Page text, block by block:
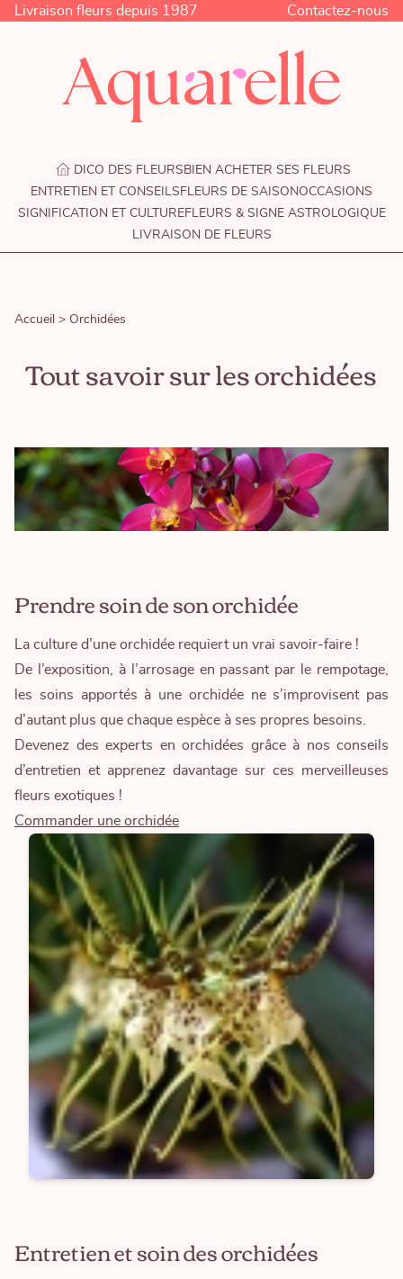
Livraison fleurs depuis 1987 Contactez-nous
DICO DES FLEURS BIEN ACHETER SES FLEURS
ENTRETIEN ET CONSEILS FLEURS DE SAISON OCCASIONS
SIGNIFICATION ET CULTUREFLEURS & SIGNE ASTROLOGIQUE
LIVRAISON DE FLEURS
Accueil > Orchidées
Tout savoir sur les orchidées
Prendre soin de son orchidée
La culture d’une orchidée requiert un vrai savoir-faire !
De l’exposition, à l’arrosage en passant par le rempotage,
les soins apportés à une orchidée ne s’improvisent pas
d’autant plus que chaque espèce à ses propres besoins.
Devenez des experts en orchidées grâce à nos conseils
d’entretien et apprenez davantage sur ces merveilleuses
fleurs exotiques !
Commander une orchidée
Entretien et soin des orchidées